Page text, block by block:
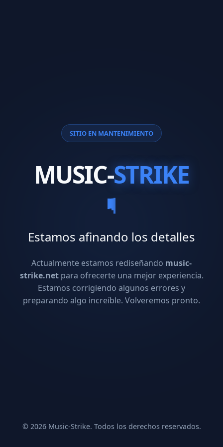
SITIO EN MANTENIMIENTO
MUSIC-STRIKE
Estamos afinando los detalles
Actualmente estamos rediseñando music-
strike.netpara ofrecerte una mejor experiencia.
Estamos corrigiendo algunos errores y
preparando algo increíble. Volveremos pronto.
© 2026 Music-Strike. Todos los derechos reservados.